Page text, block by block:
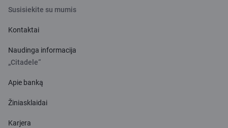
Susisiekite su mumis
Kontaktai
Naudinga informacija
„Citadele“
Apie banką
Žiniasklaidai
Karjera